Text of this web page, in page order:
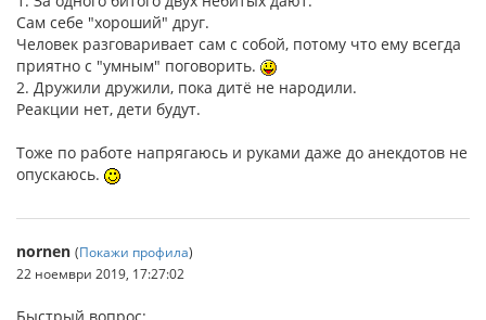
Сам себе "хороший" друг.
Человек разговаривает сам с собой, потому что ему всегда
приятно с "умным" поговорить.
2. Дружили дружили, пока дитё не народили.
Реакции нет, дети будут.
Тоже по работе напрягаюсь и руками даже до анекдотов не
опускаюсь.
nornen (Покажи профила)
22 ноември 2019, 17:27:02